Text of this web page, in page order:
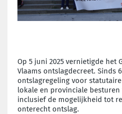
Op 5 juni 2025 vernietigde het
Vlaams ontslagdecreet. Sinds
ontslagregeling voor
lokale en provinciale besturen
inclusief de mogelijkheid tot
onterecht ontslag.